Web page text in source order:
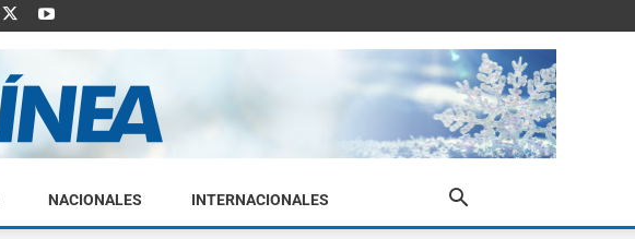
NACIONALES INTERNACIONALES